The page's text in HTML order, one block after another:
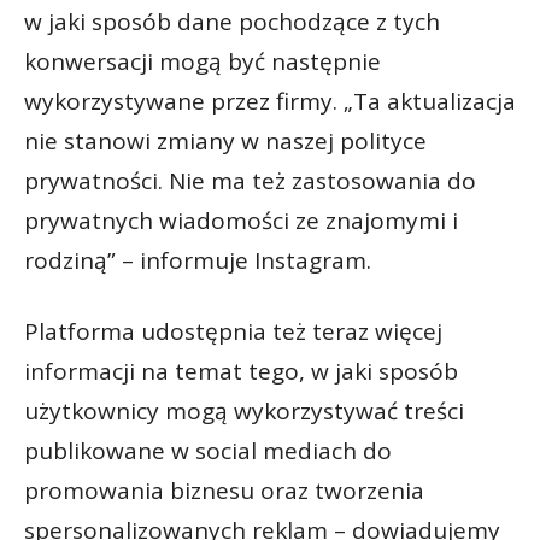
w jaki sposób dane pochodzące z tych
konwersacji mogą być następnie
wykorzystywane przez firmy. „Ta aktualizacja
nie stanowi zmiany w naszej polityce
prywatności. Nie ma też zastosowania do
prywatnych wiadomości ze znajomymi i
rodziną” – informuje Instagram.
Platforma udostępnia też teraz więcej
informacji na temat tego, w jaki sposób
użytkownicy mogą wykorzystywać treści
publikowane w social mediach do
promowania biznesu oraz tworzenia
spersonalizowanych reklam – dowiadujemy